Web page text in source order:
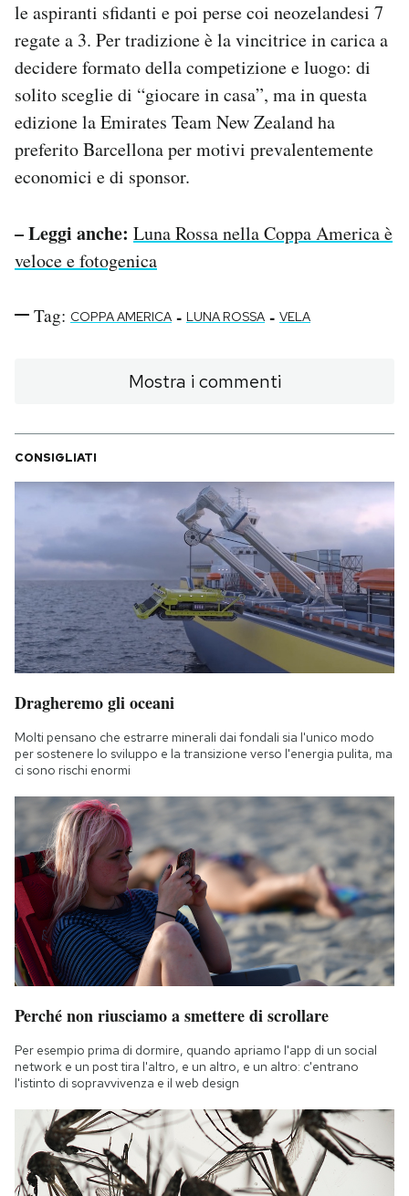
le aspiranti sfidanti e poi perse coi neozelandesi 7
regate a 3. Per tradizione è la vincitrice in carica a
decidere formato della competizione e luogo: di
solito sceglie di “giocare in casa”, ma in questa
edizione la Emirates Team New Zealand ha
preferito Barcellona per motivi prevalentemente
economici e di sponsor.
– Leggi anche: Luna Rossa nella Coppa America è
veloce e fotogenica
Tag: COPPA AMERICA - LUNA ROSSA - VELA
Mostra i commenti
CONSIGLIATI
Dragheremo gli oceani
Molti pensano che estrarre minerali dai fondali sia l'unico modo
per sostenere lo sviluppo e la transizione verso l'energia pulita, ma
ci sono rischi enormi
Perché non riusciamo a smettere di scrollare
Per esempio prima di dormire, quando apriamo l'app di un social
network e un post tira l'altro, e un altro, e un altro: c'entrano
l'istinto di sopravvivenza e il web design